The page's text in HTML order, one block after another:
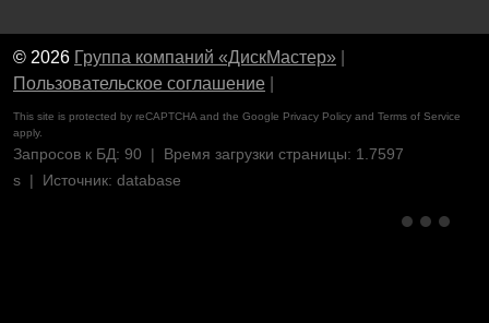
© 2026 Группа компаний «ДискМастер»
Пользовательское соглашение
This site is protected by reCAPTCHA and the Google Privacy Policy and Terms of Service
apply.
Запросов к БД: 90 | Время загрузки страницы: 1.7597
s | Источник: database